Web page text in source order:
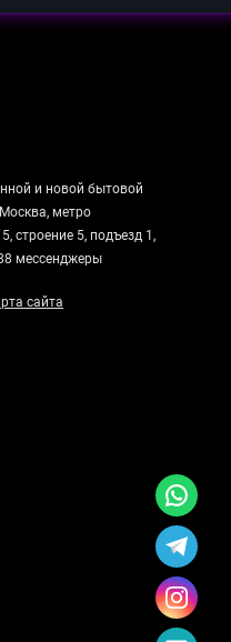
и новой бытовой
метро
строение 5, подъезд 1,
мессенджеры
сайта